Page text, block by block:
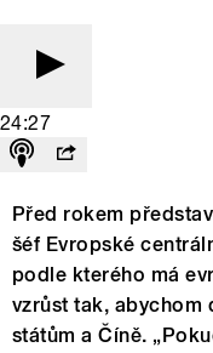
24:27
Před rokem
šéf Evropské
podle kterého má
vzrůst tak, abychom
státům a Číně.